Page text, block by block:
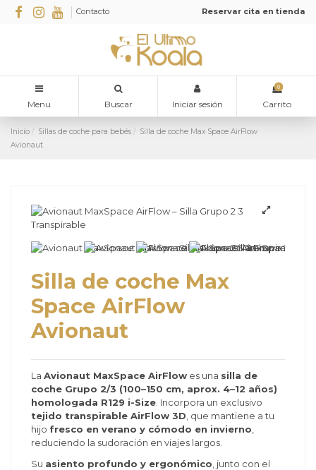
Contacto Reservar cita en tienda
Menu Buscar Iniciar sesión
0
Carrito
Inicio Sillas de coche para bebés
Silla de coche Max Space AirFlow
Avionaut
Silla de coche Max
Space AirFlow
Avionaut
La Avionaut MaxSpace AirFlow es una silla de
coche Grupo 2/3 (100–150 cm, aprox. 4–12 años)
homologada R129 i-Size. Incorpora un exclusivo
tejido transpirable AirFlow 3D, que mantiene a tu
hijo fresco en verano y cómodo en invierno,
reduciendo la sudoración en viajes largos.
Su asiento profundo y ergonómico , junto con el